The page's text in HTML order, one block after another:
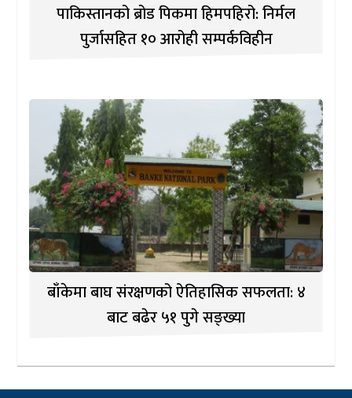
पाकिस्तानको ब्रोड पिकमा हिमपहिरो: निर्मल
पुर्जासहित १० आरोही सम्पर्कविहीन
बाँकेमा बाघ संरक्षणको ऐतिहासिक सफलता: ४
बाट बढेर ५१ पुगे सङ्ख्या